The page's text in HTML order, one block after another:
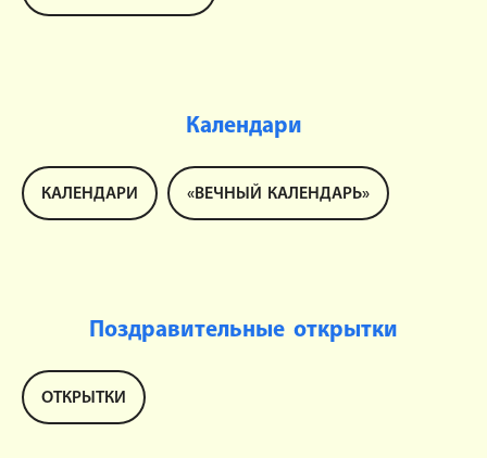
Календари
КАЛЕНДАРИ «ВЕЧНЫЙ КАЛЕНДАРЬ»
Поздравительные открытки
ОТКРЫТКИ